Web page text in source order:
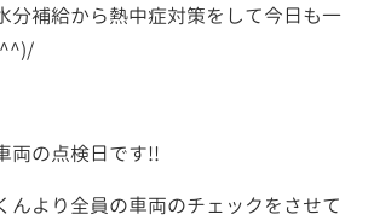
分補給から熱中症対策をして今日も一
両の点検日です!!
んより全員の車両のチェックをさせて